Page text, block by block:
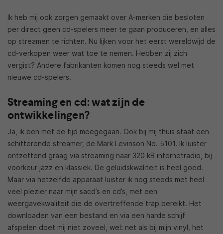
Ik heb mij ook zorgen gemaakt over A-merken die besloten
per direct geen cd-spelers meer te gaan produceren, en alles
op streamen te richten. Nu lijken voor het eerst wereldwijd de
cd-verkopen weer wat toe te nemen. Hebben zij zich
vergist? Andere fabrikanten komen nog steeds wel met
nieuwe cd-spelers.
Streaming en cd: wat zijn de
ontwikkelingen?
Ja, ik ben met de tijd meegegaan. Ook bij mij thuis staat een
schitterende streamer, de Mark Levinson No. 5101. Ik luister
ontzettend graag via streaming naar 320 kB internetradio, bij
voorkeur jazz en klassiek. De geluidskwaliteit is heel goed.
Maar via hetzelfde apparaat luister ik nog steeds met heel
veel plezier naar mijn sacd’s en cd’s, met een
weergavekwaliteit die de overtreffende trap bereikt. Het
downloaden van een bestand en via een harde schijf
afspelen doet mij niet zoveel, wel: net als bij mijn vinyl, het